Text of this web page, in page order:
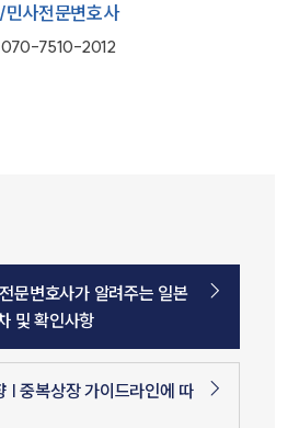
민사전문변호사
070-7510-2012
문변호사가 알려주는 일본
및 확인사항
| 중복상장 가이드라인에 따